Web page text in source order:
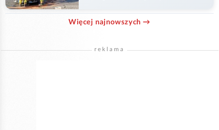
Więcej najnowszych →
reklama